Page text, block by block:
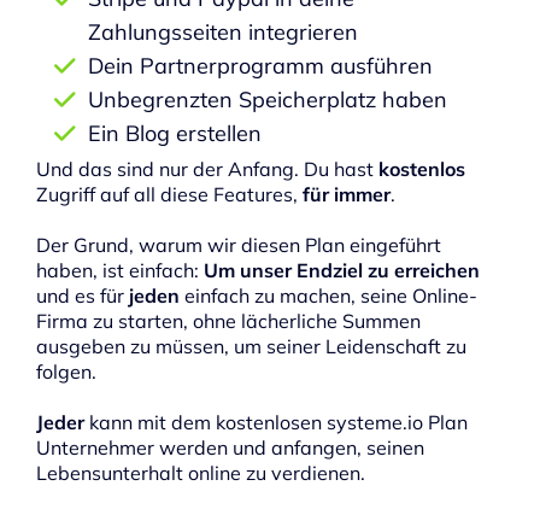
Zahlungsseiten integrieren
Dein Partnerprogramm ausführen
Unbegrenzten Speicherplatz haben
Ein Blog erstellen
Und das sind nur der Anfang. Du hast kostenlos
Zugriff auf all diese Features, für immer.
Der Grund, warum wir diesen Plan eingeführt
haben, ist einfach: Um unser Endziel zu erreichen
und es für jeden einfach zu machen, seine Online-
Firma zu starten, ohne lächerliche Summen
ausgeben zu müssen, um seiner Leidenschaft zu
folgen.
Jeder kann mit dem kostenlosen systeme.io Plan
Unternehmer werden und anfangen, seinen
Lebensunterhalt online zu verdienen.